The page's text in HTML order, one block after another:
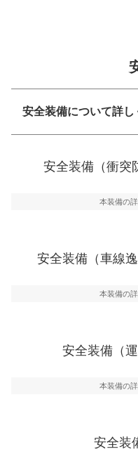
安全装備について詳し
ーキアシスト、
車線逸脱防止
車線のはみだし
運転・駐車支援
グ・アシストや
万が一車体が衝
るSRSエアバッ
安全装備（衝突
本装備の
安全装備（車線
本装備の
安全装備（
本装備の
安全装